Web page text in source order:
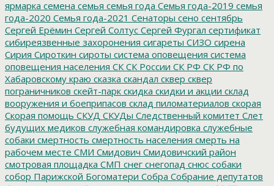
ярмарка семена семья семья года Семья года-2019 семья
года-2020 Семья года-2021 Сенаторы сено сентябрь
Сергей Ерёмин Сергей Солтус Сергей Фургал сертификат
сибиреязвенные захоронения сигареты СИЗО сирена
Сирия Сироткин сироты система оповещения система
оповещения населения СК СК России СК РФ СК РФ по
Хабаровскому краю сказка скандал сквер сквер
пограничников скейт-парк скидка скидки и акции склад
вооружения и боеприпасов склад пиломатериалов скорая
Скорая помощь СКУД СКУДы Следственный комитет Слет
будущих медиков служебная командировка служебные
собаки смертность смертность населения смерть на
рабочем месте СМИ Смидович Смидовичский район
смотровая площадка СМП снег снегопад снюс собаки
собор Парижской Богоматери Собра Собрание депутатов